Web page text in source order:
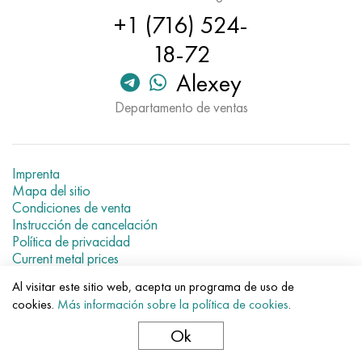
+1 (716) 524-
18-72
Alexey
Departamento de ventas
Imprenta
Mapa del sitio
Condiciones de venta
Instrucción de cancelación
Política de privacidad
Current metal prices
© 2007–2026 «Evek GmbH»
El uso de los materiales de la web sin enlaces directos para el
Al visitar este sitio web, acepta un programa de uso de
cookies. Más información sobre la política de cookies.
Ok
udimet 500
udimet 720
40XFA, 1.7223, AISI 4142
45HN2MFA, k2425, 45hnmf